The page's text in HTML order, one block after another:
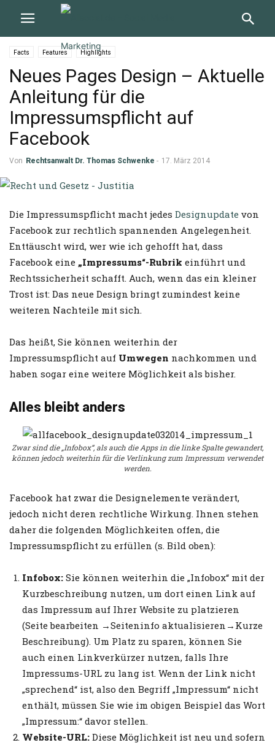
Facts Features Highlights
Neues Pages Design – Aktuelle
Anleitung für die
Impressumspflicht auf
Facebook
Von Rechtsanwalt Dr. Thomas Schwenke - 17. März 2014
Die Impressumspflicht macht jedes Designupdate von
Facebook zur rechtlich spannenden Angelegenheit.
Enttäuscht wird, wer wie ich gehofft hat, dass
Facebook eine „Impressums“-Rubrik einführt und
Rechtssicherheit schafft. Auch, wenn das ein kleiner
Trost ist: Das neue Design bringt zumindest keine
weiteren Nachteile mit sich.
Das heißt, Sie können weiterhin der
Impressumspflicht auf Umwegen nachkommen und
haben sogar eine weitere Möglichkeit als bisher.
Alles bleibt anders
Zwar sind die „Infobox“, als auch die Apps in die linke Spalte gewandert,
können jedoch weiterhin für die Verlinkung zum Impressum verwendet
werden.
Facebook hat zwar die Designelemente verändert,
jedoch nicht deren rechtliche Wirkung. Ihnen stehen
daher die folgenden Möglichkeiten offen, die
Impressumspflicht zu erfüllen (s. Bild oben):
Infobox: Sie können weiterhin die „Infobox“ mit der
Kurzbeschreibung nutzen, um dort einen Link auf
das Impressum auf Ihrer Website zu platzieren
(Seite bearbeiten →Seiteninfo aktualisieren→Kurze
Beschreibung). Um Platz zu sparen, können Sie
auch einen Linkverkürzer nutzen, falls Ihre
Impressums-URL zu lang ist. Wenn der Link nicht
„sprechend“ ist, also den Begriff „Impressum“ nicht
enthält, müssen Sie wie im obigen Beispiel das Wort
„Impressum:“ davor stellen.
Website-URL: Diese Möglichkeit ist neu und sofern